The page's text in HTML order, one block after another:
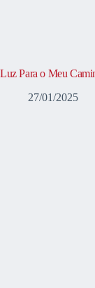
Luz Para o Meu
27/01/2025